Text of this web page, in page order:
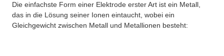
Die einfachste Form einer Elektrode erster Art ist ein Metall,
das in die Lösung seiner Ionen eintaucht, wobei ein
Gleichgewicht zwischen Metall und Metallionen besteht: